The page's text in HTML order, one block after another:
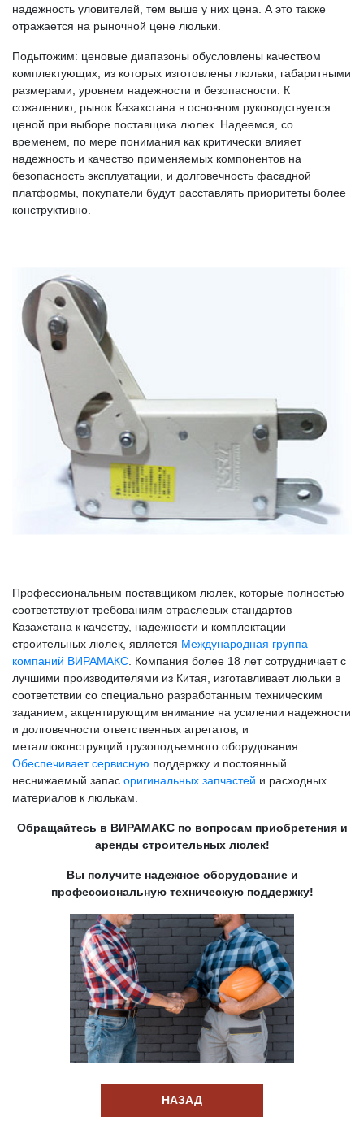
надежность уловителей, тем выше у них цена. А это также
отражается на рыночной цене люльки.
Подытожим: ценовые диапазоны обусловлены качеством
комплектующих, из которых изготовлены люльки, габаритными
размерами, уровнем надежности и безопасности. К
сожалению, рынок Казахстана в основном руководствуется
ценой при выборе поставщика люлек. Надеемся, со
временем, по мере понимания как критически влияет
надежность и качество применяемых компонентов на
безопасность эксплуатации, и долговечность фасадной
платформы, покупатели будут расставлять приоритеты более
конструктивно.
Профессиональным поставщиком люлек, которые полностью
соответствуют требованиям отраслевых стандартов
Казахстана к качеству, надежности и комплектации
строительных люлек, является Международная группа
компаний ВИРАМАКС . Компания более 18 лет сотрудничает с
лучшими производителями из Китая, изготавливает люльки в
соответствии со специально разработанным техническим
заданием, акцентирующим внимание на усилении надежности
и долговечности ответственных агрегатов, и
металлоконструкций грузоподъемного оборудования.
Обеспечивает сервисную поддержку и постоянный
неснижаемый запас оригинальных запчастей и расходных
материалов к люлькам.
Обращайтесь в ВИРАМАКС по вопросам приобретения и
аренды строительных люлек!
Вы получите надежное оборудование и
профессиональную техническую поддержку!
НАЗАД